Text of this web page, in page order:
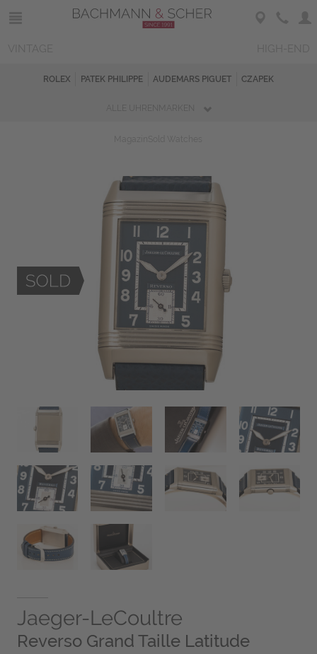
ROLEX PATEK PHILIPPE AUDEMARS PIGUET CZAPEK
Jaeger-LeCoultre
Reverso Grand Taille Latitude